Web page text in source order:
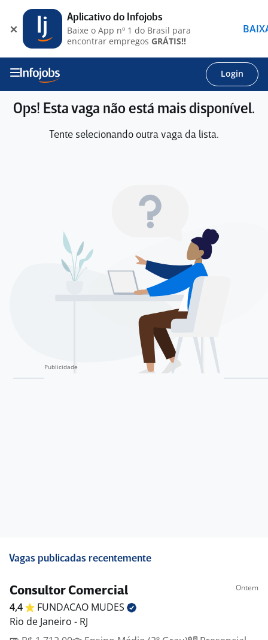
Login
Ops! Esta vaga não está mais disponível.
Tente selecionando outra vaga da lista.
Vagas publicadas recentemente
Consultor Comercial Ontem
4,4 FUNDACAO MUDES
Rio de Janeiro - RJ
Aplicativo do Infojobs
Baixe o App nº 1 do Brasil para
encontrar empregos GRÁTIS!!